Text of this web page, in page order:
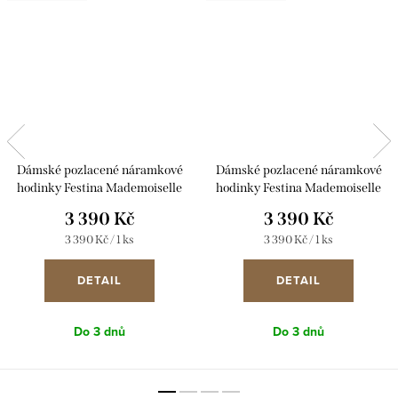
Dámské pozlacené náramkové
hodinky Festina Mademoiselle
3 390 Kč
Měrná
3 390 Kč / 1 ks
DETAIL
Do 3 dnů
Dámské pozlacené náramkové
hodinky Festina Mademoiselle
3 390 Kč
Měrná
3 390 Kč / 1 ks
DETAIL
Do 3 dnů